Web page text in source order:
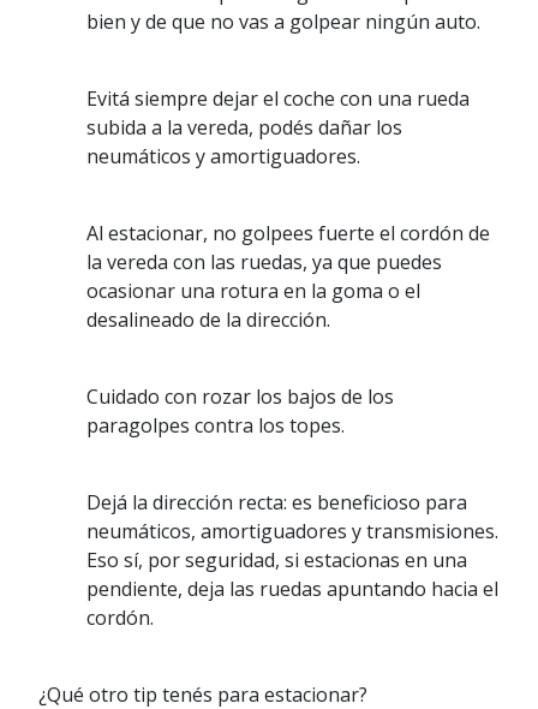
bien y de que no vas a golpear ningún auto.
Evitá siempre dejar el coche con una rueda
subida a la vereda, podés dañar los
neumáticos y amortiguadores.
Al estacionar, no golpees fuerte el cordón de
la vereda con las ruedas, ya que puedes
ocasionar una rotura en la goma o el
desalineado de la dirección.
Cuidado con rozar los bajos de los
paragolpes contra los topes.
Dejá la dirección recta: es beneficioso para
neumáticos, amortiguadores y transmisiones.
Eso sí, por seguridad, si estacionas en una
pendiente, deja las ruedas apuntando hacia el
cordón.
¿Qué otro tip tenés para estacionar?